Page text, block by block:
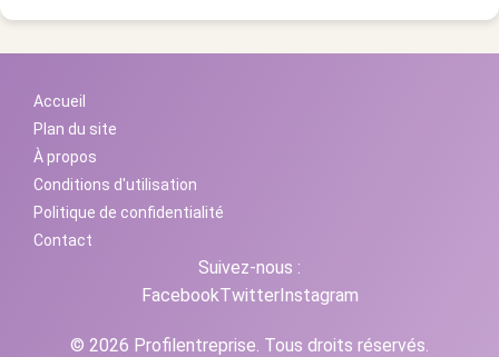
Accueil
Plan du site
À propos
Conditions d'utilisation
Politique de confidentialité
Contact
Suivez-nous :
FacebookTwitterInstagram
© 2026 Profilentreprise. Tous droits réservés.